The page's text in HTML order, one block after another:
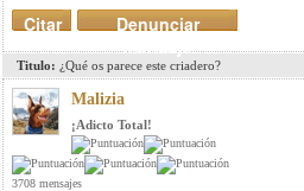
Denunciar
mensaje
Citar
Titulo: ¿Qué os parece este criadero?
Malizia
¡Adicto Total!
3708 mensajes